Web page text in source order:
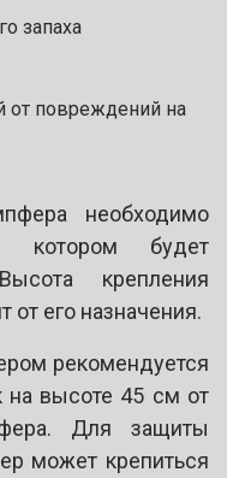
запаха
от повреждений на
необходимо
котором будет
крепления
от его назначения.
рекомендуется
на высоте 45 см от
Для защиты
может крепиться